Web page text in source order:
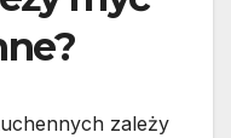
zależy